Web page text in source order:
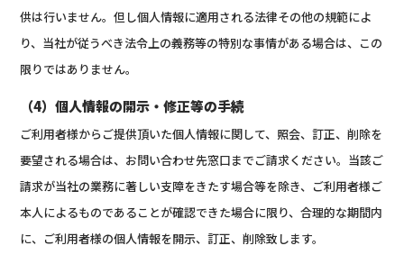
供は行いません。但し個人情報に適用される法律その他の規範によ
り、当社が従うべき法令上の義務等の特別な事情がある場合は、この
限りではありません。
（4）個人情報の開示・修正等の手続
ご利用者様からご提供頂いた個人情報に関して、照会、訂正、削除を
要望される場合は、お問い合わせ先窓口までご請求ください。当該ご
請求が当社の業務に著しい支障をきたす場合等を除き、ご利用者様ご
本人によるものであることが確認できた場合に限り、合理的な期間内
に、ご利用者様の個人情報を開示、訂正、削除致します。